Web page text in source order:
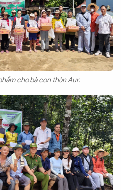
cho bà con thôn Aur.